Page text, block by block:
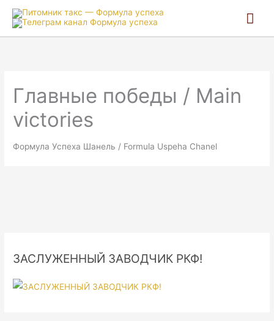
Главные победы / Main
victories
Формула Успеха Шанель / Formula Uspeha Chanel
ЗАСЛУЖЕННЫЙ ЗАВОДЧИК РКФ!